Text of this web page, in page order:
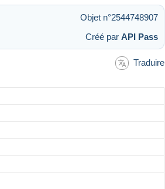
Objet n°2544748907
Créé par API Pass
Traduire